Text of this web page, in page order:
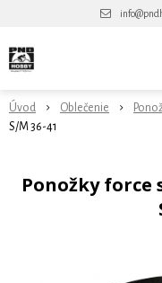
Úvod Oblečenie
S/M 36-41
Ponožky force